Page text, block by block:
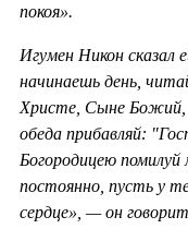
покоя».
Игумен Никон сказал
начинаешь день,
Христе, Сыне Божий,
обеда прибавляй:
Богородицею
постоянно, пусть у
сердце», — он